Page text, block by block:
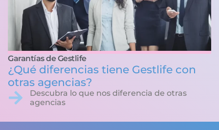
Garantías de Gestlife
¿Qué diferencias tiene Gestlife con
otras agencias?
Descubra lo que nos diferencia de otras
agencias